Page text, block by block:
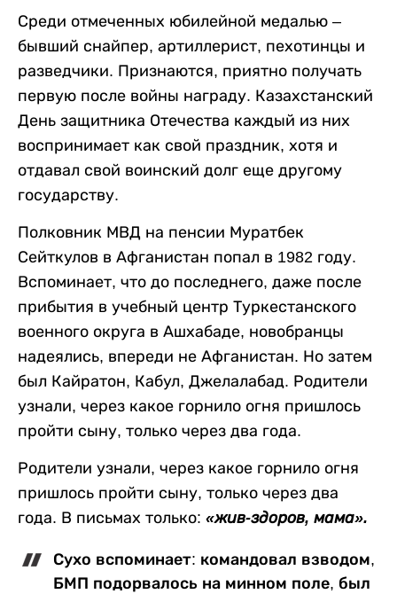
Среди отмеченных юбилейной медалью –
бывший снайпер, артиллерист, пехотинцы и
разведчики. Признаются, приятно получать
первую после войны награду. Казахстанский
День защитника Отечества каждый из них
воспринимает как свой праздник, хотя и
отдавал свой воинский долг еще другому
государству.
Полковник МВД на пенсии Муратбек
Сейткулов в Афганистан попал в 1982 году.
Вспоминает, что до последнего, даже после
прибытия в учебный центр Туркестанского
военного округа в Ашхабаде, новобранцы
надеялись, впереди не Афганистан. Но затем
был Кайратон, Кабул, Джелалабад. Родители
узнали, через какое горнило огня пришлось
пройти сыну, только через два года.
Родители узнали, через какое горнило огня
пришлось пройти сыну, только через два
года. В письмах только: «жив-здоров, мама».
Сухо вспоминает: командовал взводом,
БМП подорвалось на минном поле, был